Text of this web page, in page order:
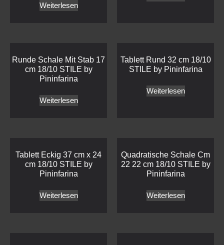
Weiterlesen
Runde Schale Mit Stab 17
cm 18/10 STILE by
Pininfarina
Weiterlesen
Tablett Rund 32 cm 18/10
STILE by Pininfarina
Weiterlesen
Tablett Eckig 37 cm x 24
cm 18/10 STILE by
Pininfarina
Weiterlesen
Quadratische Schale Cm
22 22 cm 18/10 STILE by
Pininfarina
Weiterlesen